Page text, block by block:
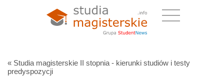
« Studia magisterskie II stopnia - kierunki studiów i testy
predyspozycji